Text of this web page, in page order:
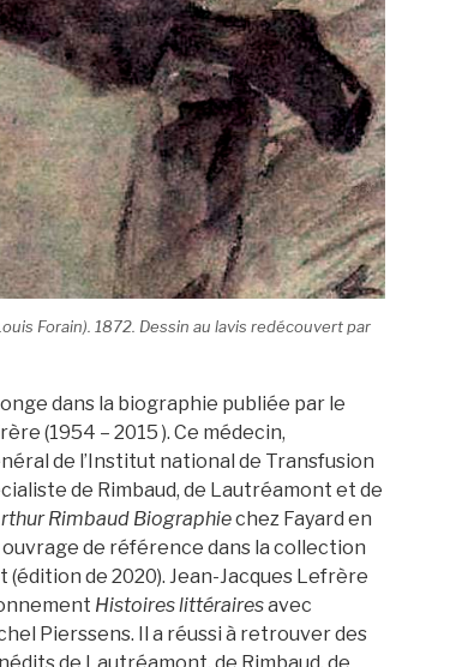
Forain). 1872. Dessin au lavis redécouvert par
dans la biographie publiée par le
(1954 – 2015 ). Ce médecin,
de l’Institut national de Transfusion
de Rimbaud, de Lautréamont et de
Rimbaud Biographiechez Fayard en
ouvrage de référence dans la collection
de 2020). Jean-Jacques Lefrère
Histoires littérairesavec
Pierssens. Il a réussi à retrouver des